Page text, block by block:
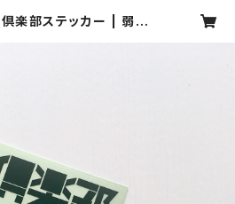
倶楽部ステッカー | 弱虫